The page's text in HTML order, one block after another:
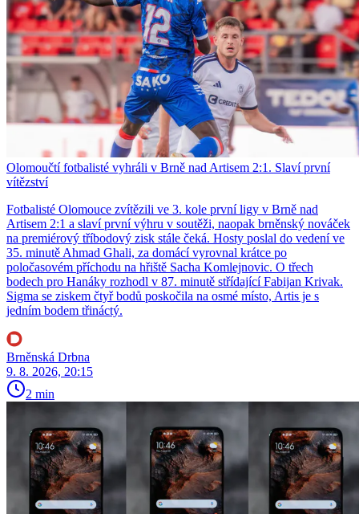
Olomoučtí fotbalisté vyhráli v Brně nad Artisem 2:1. Slaví první
vítězství
Fotbalisté Olomouce zvítězili ve 3. kole první ligy v Brně nad
Artisem 2:1 a slaví první výhru v soutěži, naopak brněnský nováček
na premiérový tříbodový zisk stále čeká. Hosty poslal do vedení ve
35. minutě Ahmad Ghali, za domácí vyrovnal krátce po
poločasovém příchodu na hřiště Sacha Komlejnovic. O třech
bodech pro Hanáky rozhodl v 87. minutě střídající Fabijan Krivak.
Sigma se ziskem čtyř bodů poskočila na osmé místo, Artis je s
jedním bodem třináctý.
Brněnská Drbna
9. 8. 2026, 20:15
2 min